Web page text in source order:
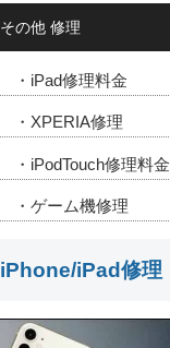
その他 修理
・iPad修理料金
・XPERIA修理
・iPodTouch修理料金
・ゲーム機修理
iPhone/iPad修理